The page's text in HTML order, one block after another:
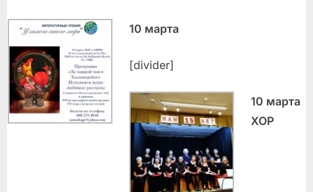
10 марта
[divider]
10 марта
ХОР